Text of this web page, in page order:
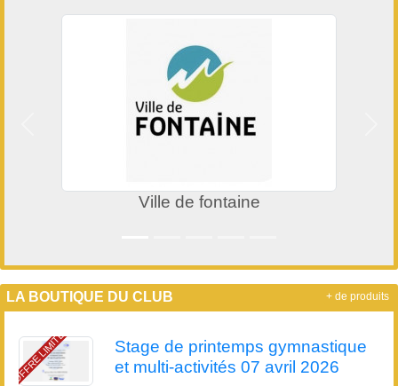
Ville de fontaine
LA BOUTIQUE DU CLUB
OFFRE LIMITÉE
Stage de printemps gymnastique
et multi-activités 07 avril 2026
+ de produits